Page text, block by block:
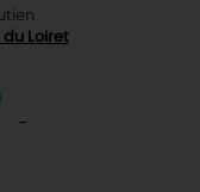
Loiret